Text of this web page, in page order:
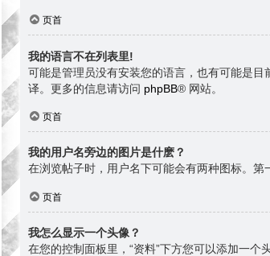
页首
我的语言不在列表里!
可能是管理员没有安装您的语言，也有可能是
译。更多的信息请访问 phpBB® 网站。
页首
我的用户名旁边的图片是什麽？
在浏览帖子时，用户名下可能会有两种图标。
页首
我怎么显示一个头像？
在您的控制面板里，“资料”下方您可以添加一